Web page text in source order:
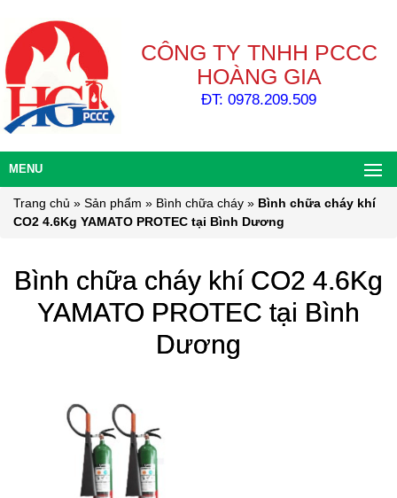
CÔNG TY TNHH PCCC
HOÀNG GIA
ĐT: 0978.209.509
MENU
Trang chủ » Sản phẩm » Bình chữa cháy » Bình chữa cháy khí
CO2 4.6Kg YAMATO PROTEC tại Bình Dương
Bình chữa cháy khí CO2 4.6Kg
YAMATO PROTEC tại Bình
Dương